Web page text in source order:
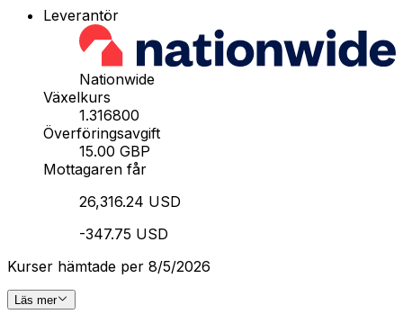
Leverantör
Nationwide
Växelkurs
1.316800
Överföringsavgift
15.00 GBP
Mottagaren får
26,316.24 USD
-347.75 USD
Kurser hämtade per 8/5/2026
Läs mer